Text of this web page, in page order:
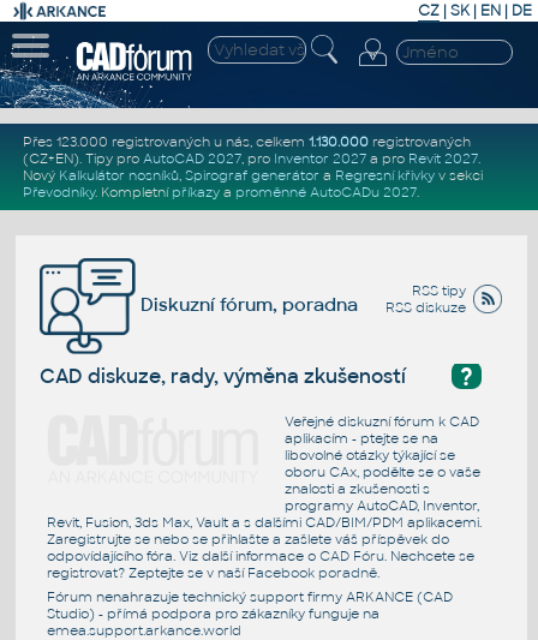
CZ | SK| EN | DE
Přes 123.000 registrovaných u nás, celkem 1.130.000registrovaných
(CZ+EN). Tipy pro AutoCAD 2027, pro Inventor 2027a pro Revit 2027.
Nový Kalkulátor nosníků, Spirograf generátor a Regresní křivkyv sekci
Převodníky. Kompletní příkazya proměnné AutoCADu 2027.
RSS tipy
RSS diskuze
Diskuzní fórum, poradna
?
CAD diskuze, rady, výměna zkušeností
Veřejné diskuzní fórum k CAD
aplikacím - ptejte se na
libovolné otázky týkající se
oboru CAx, podělte se o vaše
znalosti a zkušenosti s
programy AutoCAD, Inventor,
Revit, Fusion, 3ds Max, Vault a s dalšími CAD/BIM/PDM aplikacemi.
Zaregistrujte se nebo se přihlašte a zašlete váš příspěvek do
odpovídajícího fóra. Viz další informace o CAD Fóru. Nechcete se
registrovat? Zeptejte se v naší Facebook poradně.
Fórum nenahrazuje technický support firmy ARKANCE (CAD
Studio) - přímá podpora pro zákazníky funguje na
emea.support.arkance.world